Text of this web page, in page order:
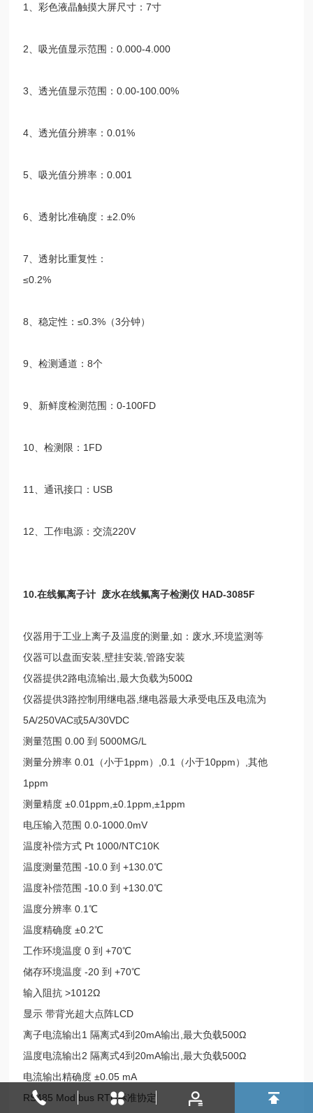
1 、彩色液晶触摸大屏尺寸：7寸
2 、吸光值显示范围：0.000-4.000
3 、透光值显示范围：0.00-100.00%
4 、透光值分辨率：0.01%
5 、吸光值分辨率：0.001
6 、透射比准确度：±2.0%
7 、透射比重复性：
≤0.2%
8 、稳定性：≤0.3% （3分钟）
9 、检测通道：8个
9 、新鲜度检测范围：0-100FD
10 、检测限： 1FD
11 、通讯接口： USB
12 、工作电源：交流220V
10.在线氟离子计 废水在线氟离子检测仪 HAD-3085F
仪器用于工业上离子及温度的测量 ,如：废水 ,环境监测等
仪器可以盘面安装 ,壁挂安装 ,管路安装
仪器提供2路电流输出 ,最大负载为500Ω
仪器提供3路控制用继电器 ,继电器最大承受电压及电流为
5A/250VAC或5A/30VDC
测量范围 0.00到 5000MG/L
测量分辨率 0.01 （小于1ppm） ,0.1 （小于10ppm） ,其他
1ppm
测量精度 ±0.01ppm,±0.1ppm,±1ppm
电压输入范围 0.0-1000.0mV
温度补偿方式 Pt 1000/NTC10K
温度测量范围 -10.0到 +130.0℃
温度补偿范围 -10.0到 +130.0℃
温度分辨率 0.1℃
温度精确度 ±0.2℃
工作环境温度 0到 +70℃
储存环境温度 -20到 +70℃
输入阻抗 >1012Ω
显示 带背光超大点阵LCD
离子电流输出1 隔离式4到 20mA输出 ,最大负载500Ω
温度电流输出2 隔离式4到 20mA输出 ,最大负载500Ω
电流输出精确度 ±0.05 mA
RS485 Mod bus RTU标准协定